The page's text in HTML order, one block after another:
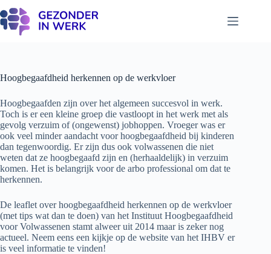
naar
de
inhoud
Hoogbegaafdheid herkennen op de werkvloer
Hoogbegaafden zijn over het algemeen succesvol in werk.
Toch is er een kleine groep die vastloopt in het werk met als
gevolg verzuim of (ongewenst) jobhoppen. Vroeger was er
ook veel minder aandacht voor hoogbegaafdheid bij kinderen
dan tegenwoordig. Er zijn dus ook volwassenen die niet
weten dat ze hoogbegaafd zijn en (herhaaldelijk) in verzuim
komen. Het is belangrijk voor de arbo professional om dat te
herkennen.
De leaflet over hoogbegaafdheid herkennen op de werkvloer
(met tips wat dan te doen) van het Instituut Hoogbegaafdheid
voor Volwassenen stamt alweer uit 2014 maar is zeker nog
actueel. Neem eens een kijkje op de website van het IHBV er
is veel informatie te vinden!